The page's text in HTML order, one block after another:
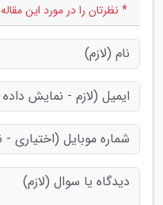
* نظرتان را در مورد این